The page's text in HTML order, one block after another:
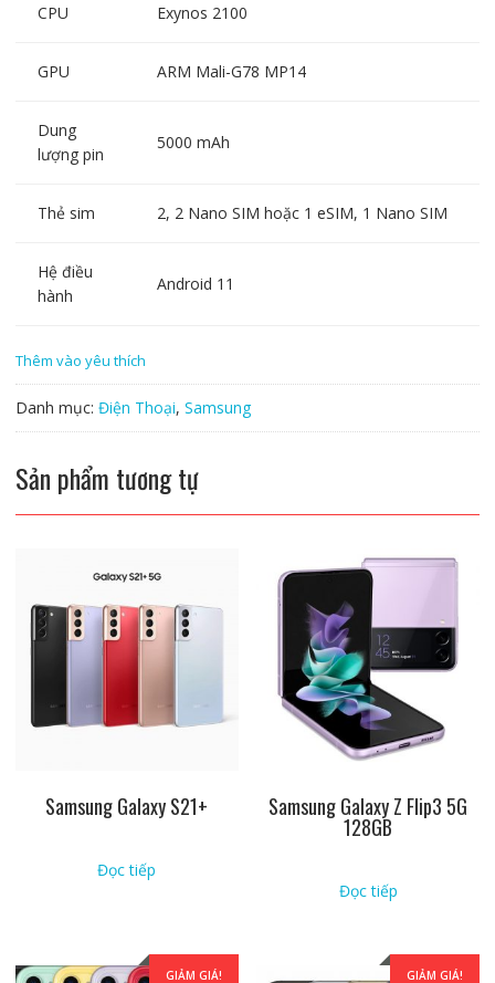
CPU Exynos 2100
GPU ARM Mali-G78 MP14
Dung
lượng pin
5000 mAh
Thẻ sim 2, 2 Nano SIM hoặc 1 eSIM, 1 Nano SIM
Hệ điều
hành
Android 11
Thêm vào yêu thích
Danh mục: Điện Thoại, Samsung
Sản phẩm tương tự
Samsung Galaxy S21+
Đọc tiếp
Samsung Galaxy Z Flip3 5G
128GB
Đọc tiếp
GIẢM GIÁ! GIẢM GIÁ!